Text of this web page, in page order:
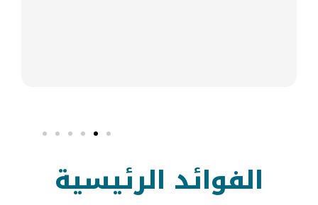
الفوائد الرئيسية